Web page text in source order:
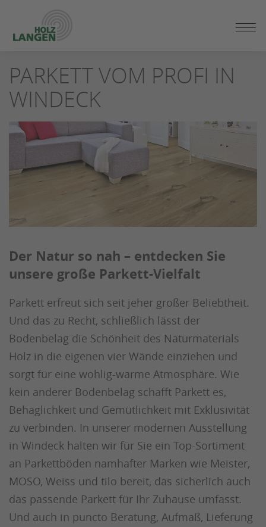
SEITENINHALT
SPRINGEN
PARKETT VOM PROFI IN
WINDECK
Der Natur so nah – entdecken Sie
unsere große Parkett-Vielfalt
Parkett erfreut sich seit jeher großer Beliebtheit.
Und das zu Recht, schließlich lässt der
Bodenbelag die Schönheit des Naturmaterials
Holz in die eigenen vier Wände einziehen und
sorgt für eine wohlig-warme Atmosphäre. Wie
kein anderer Bodenbelag schafft Parkett es,
Behaglichkeit und Gemütlichkeit mit Exklusivität
zu verbinden. In unserer modernen Ausstellung
in Windeck halten wir für Sie ein Top-Sortiment
an Parkettböden namhafter Marken wie Meister,
MOSO, Weiss und tilo bereit, das sicherlich auch
das passende Parkett für Ihr Zuhause umfasst.
Und auch in puncto Beratung, Aufmaß, Lieferung